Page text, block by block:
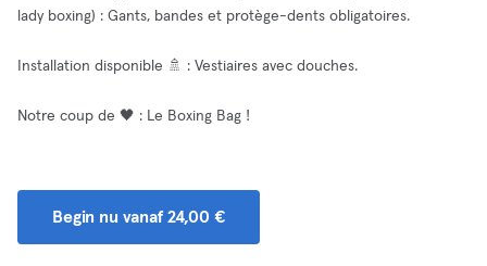
lady boxing) : Gants, bandes et protège-dents obligatoires.
Installation disponible 🚿 : Vestiaires avec douches.
Notre coup de 🖤 : Le Boxing Bag !
Begin nu vanaf 24,00 €